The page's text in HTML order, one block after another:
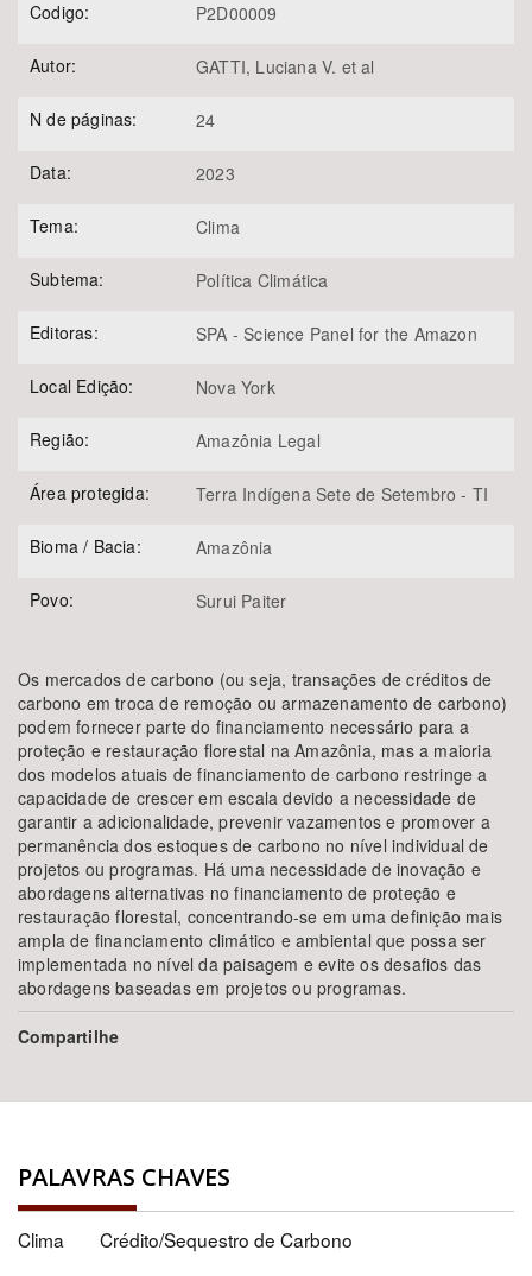
Codigo: P2D00009
Autor: GATTI, Luciana V. et al
N de páginas: 24
Data: 2023
Tema: Clima
Subtema: Política Climática
Editoras: SPA - Science Panel for the Amazon
Local Edição: Nova York
Região: Amazônia Legal
Área protegida: Terra Indígena Sete de Setembro - TI
Bioma / Bacia: Amazônia
Povo: Surui Paiter
Os mercados de carbono (ou seja, transações de créditos de
carbono em troca de remoção ou armazenamento de carbono)
podem fornecer parte do financiamento necessário para a
proteção e restauração florestal na Amazônia, mas a maioria
dos modelos atuais de financiamento de carbono restringe a
capacidade de crescer em escala devido a necessidade de
garantir a adicionalidade, prevenir vazamentos e promover a
permanência dos estoques de carbono no nível individual de
projetos ou programas. Há uma necessidade de inovação e
abordagens alternativas no financiamento de proteção e
restauração florestal, concentrando-se em uma definição mais
ampla de financiamento climático e ambiental que possa ser
implementada no nível da paisagem e evite os desafios das
abordagens baseadas em projetos ou programas.
Compartilhe
PALAVRAS CHAVES
Clima Crédito/Sequestro de Carbono